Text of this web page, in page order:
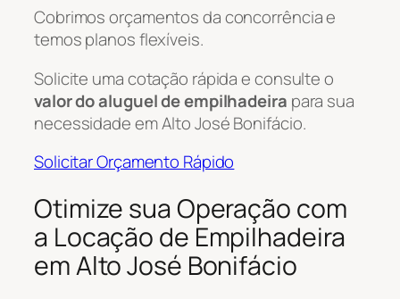
Cobrimos orçamentos da concorrência e
temos planos flexíveis.
Solicite uma cotação rápida e consulte o
valor do aluguel de empilhadeira para sua
necessidade em Alto José Bonifácio.
Solicitar Orçamento Rápido
Otimize sua Operação com
a Locação de Empilhadeira
em Alto José Bonifácio